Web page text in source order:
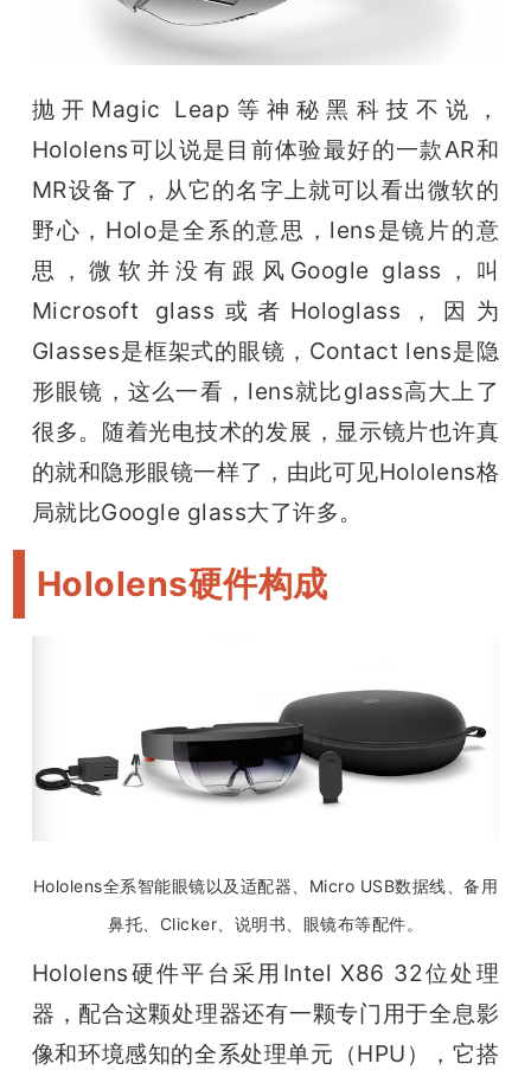
抛开Magic Leap等神秘黑科技不说，
Hololens可以说是目前体验最好的一款AR和
MR设备了，从它的名字上就可以看出微软的
野心，Holo是全系的意思，lens是镜片的意
思，微软并没有跟风Google glass，叫
Microsoft glass或者Hologlass，因为
Glasses是框架式的眼镜，Contact lens是隐
形眼镜，这么一看，lens就比glass高大上了
很多。随着光电技术的发展，显示镜片也许真
的就和隐形眼镜一样了，由此可见Hololens格
局就比Google glass大了许多。
Hololens硬件构成
Hololens全系智能眼镜以及适配器、Micro USB数据线、备用
鼻托、Clicker、说明书、眼镜布等配件。
Hololens硬件平台采用Intel X86 32位处理
器，配合这颗处理器还有一颗专门用于全息影
像和环境感知的全系处理单元（HPU），它搭